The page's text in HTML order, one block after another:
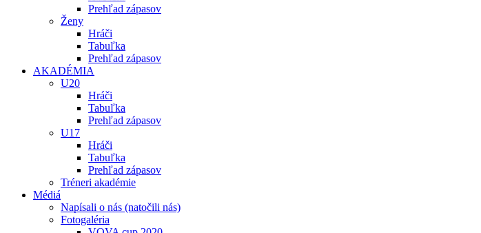
Prehľad zápasov
Ženy
Hráči
Tabuľka
Prehľad zápasov
AKADÉMIA
U20
Hráči
Tabuľka
Prehľad zápasov
U17
Hráči
Tabuľka
Prehľad zápasov
Tréneri akadémie
Médiá
Napísali o nás (natočili nás)
Fotogaléria